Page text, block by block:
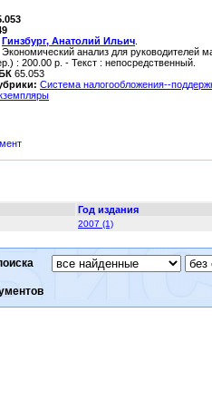
Гинзбург, Анатолий Ильич
анализ для руководителей
: 200.00 р. - Текст : непосредственный.
65.053
Система налогообложения--
Год издания
2007 (1)